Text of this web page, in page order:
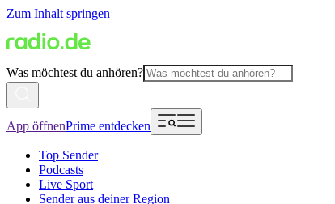
Zum Inhalt springen
Was möchtest du anhören?
App öffnenPrime entdecken
Top Sender
Podcasts
Live Sport
Sender aus deiner Region